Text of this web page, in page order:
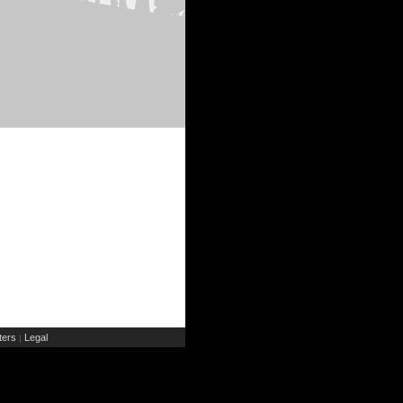
| Legal